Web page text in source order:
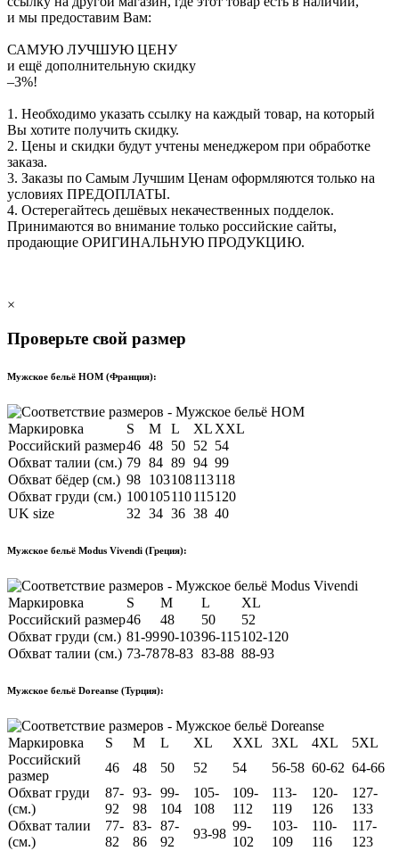
и мы предоставим Вам:
САМУЮ ЛУЧШУЮ ЦЕНУ
и ещё дополнительную скидку
–3%!
1. Необходимо указать ссылку на каждый товар, на который
Вы хотите получить скидку.
2. Цены и скидки будут учтены менеджером при обработке
заказа.
3. Заказы по Самым Лучшим Ценам оформляются только на
условиях ПРЕДОПЛАТЫ.
4. Остерегайтесь дешёвых некачественных подделок.
Принимаются во внимание только российские сайты,
продающие ОРИГИНАЛЬНУЮ ПРОДУКЦИЮ.
×
Проверьте свой размер
Мужское бельё HOM (Франция):
Маркировка S M L XL XXL
Российский размер46 48 50 52 54
Обхват талии (см.) 79 84 89 94 99
Обхват бёдер (см.) 98 103108113118
Обхват груди (см.) 100105110115120
UK size
32 34 36 38 40
Мужское бельё Modus Vivendi (Греция):
Маркировка S M L
XL
Российский размер46 48 50
52
Обхват груди (см.) 81-9990-10396-115102-120
Обхват талии (см.) 73-7878-83 83-88 88-93
Мужское бельё Doreanse (Турция):
Маркировка S M L XL XXL 3XL 4XL
5XL
Российский
размер
46 48 50 52 54 56-58 60-62 64-66
Обхват груди
(см.)
87-
92
93-
98
99-
104
105-
108
109-
112
113-
119
120-
126
127-
133
Обхват талии
(см.)
77-
82
83-
86
87-
92
93-98
99-
102
103-
109
110-
116
117-
123